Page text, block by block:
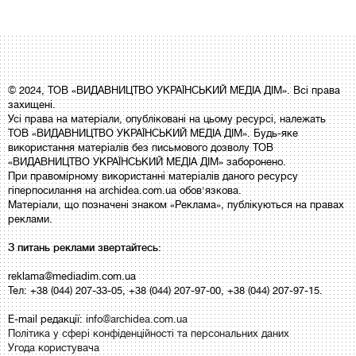
© 2024, ТОВ «ВИДАВНИЦТВО УКРАЇНСЬКИЙ МЕДІА ДІМ». Всі права
захищені.
Усі права на матеріали, опубліковані на цьому ресурсі, належать
ТОВ «ВИДАВНИЦТВО УКРАЇНСЬКИЙ МЕДІА ДІМ». Будь-яке
використання матеріалів без письмового дозволу ТОВ
«ВИДАВНИЦТВО УКРАЇНСЬКИЙ МЕДІА ДІМ» заборонено.
При правомірному використанні матеріалів даного ресурсу
гіперпосилання на archidea.com.ua обов'язкова.
Матеріали, що позначені знаком «Реклама», публікуються на правах
реклами.
З питань реклами звертайтесь:
reklama@mediadim.com.ua
Тел: +38 (044) 207-33-05, +38 (044) 207-97-00, +38 (044) 207-97-15.
E-mail редакції:info@archidea.com.ua
Політика у сфері конфіденційності та персональних даних
Угода користувача